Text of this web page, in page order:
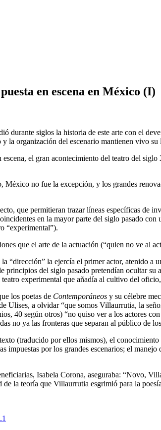
en escena en México (I)
durante siglos la historia de este arte con el
la organización del escenario mantienen vivo su
el gran acontecimiento del teatro del
México no fue la excepción, y los grandes
que permitieran trazar líneas específicas de
en la mayor parte del siglo pasado
“experimental”).
que el arte de la actuación (“quien no ve al
“dirección” la ejercía el primer actor, atenido
principios del siglo pasado pretendían ocultar
experimental que añadía al cultivo del
los poetas de Contemporáneos y su célebre
Ulises, a olvidar “que somos Villaurrutia, la
40 según otros) “no quiso ver a los actores
no ya las fronteras que separan al público de
(traducido por ellos mismos), el
impuestas por los grandes escenarios; el
Isabela Corona, aseguraba:
la teoría que Villaurrutia esgrimió para la